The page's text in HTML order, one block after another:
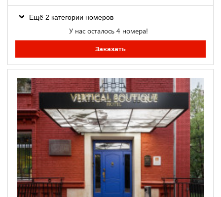
Ещё 2 категории номеров
У нас осталось 4 номера!
Заказать